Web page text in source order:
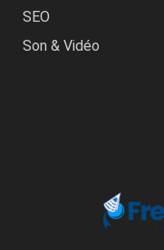
SEO
Son & Vidéo